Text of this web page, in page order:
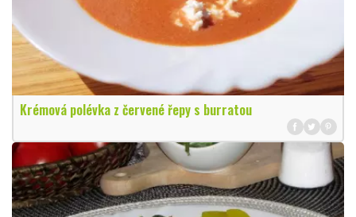
Krémová polévka z červené řepy s burratou